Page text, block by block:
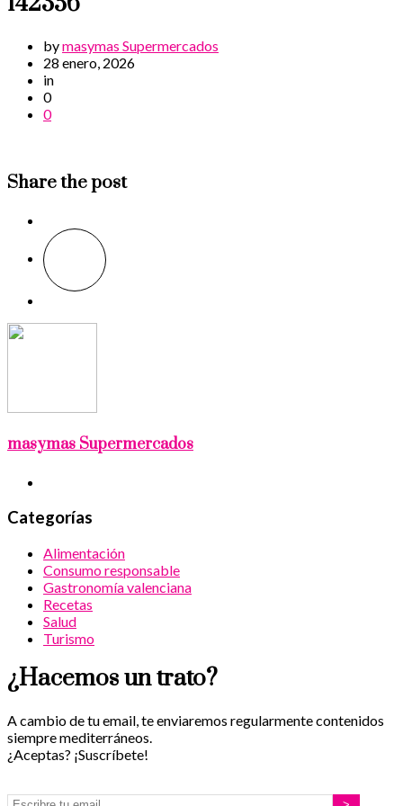
bymasymas Supermercados
28 enero, 2026
in
0
0
Share the post
masymas Supermercados
Categorías
Alimentación
Consumo responsable
Gastronomía valenciana
Recetas
Salud
Turismo
¿Hacemos un trato?
A cambio de tu email, te enviaremos regularmente contenidos
siempre mediterráneos.
¿Aceptas? ¡Suscríbete!